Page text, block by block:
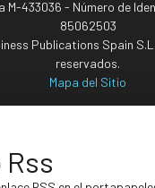
M-433036 - Número de
85062503
Publications Spain
reservados.
Mapa del Sitio
Rss